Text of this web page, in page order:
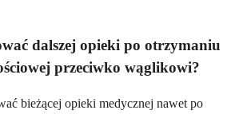
dalszej opieki po otrzymaniu
przeciwko wąglikowi?
bieżącej opieki medycznej nawet po